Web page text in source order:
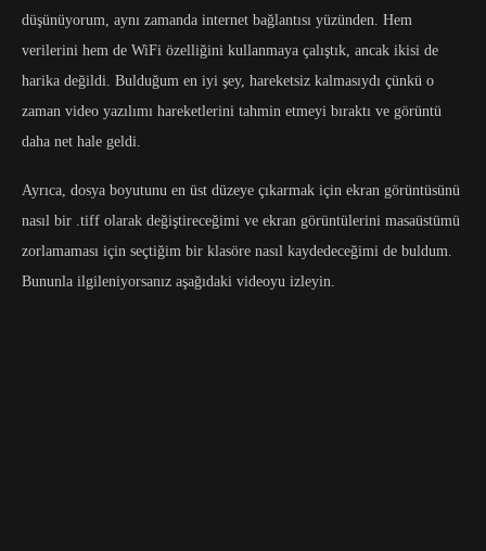
düşünüyorum, aynı zamanda internet bağlantısı yüzünden. Hem
verilerini hem de WiFi özelliğini kullanmaya çalıştık, ancak ikisi de
harika değildi. Bulduğum en iyi şey, hareketsiz kalmasıydı çünkü o
zaman video yazılımı hareketlerini tahmin etmeyi bıraktı ve görüntü
daha net hale geldi.
Ayrıca, dosya boyutunu en üst düzeye çıkarmak için ekran görüntüsünü
nasıl bir .tiff olarak değiştireceğimi ve ekran görüntülerini masaüstümü
zorlamaması için seçtiğim bir klasöre nasıl kaydedeceğimi de buldum.
Bununla ilgileniyorsanız aşağıdaki videoyu izleyin.